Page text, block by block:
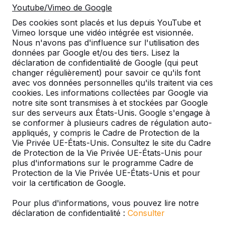
Youtube/Vimeo de Google
Des cookies sont placés et lus depuis YouTube et
Vimeo lorsque une vidéo intégrée est visionnée.
Nous n'avons pas d'influence sur l'utilisation des
données par Google et/ou des tiers. Lisez la
déclaration de confidentialité de Google (qui peut
changer régulièrement) pour savoir ce qu'ils font
avec vos données personnelles qu'ils traitent via ces
cookies. Les informations collectées par Google via
notre site sont transmises à et stockées par Google
sur des serveurs aux États-Unis. Google s'engage à
se conformer à plusieurs cadres de régulation auto-
appliqués, y compris le Cadre de Protection de la
Vie Privée UE-États-Unis. Consultez le site du Cadre
de Protection de la Vie Privée UE-États-Unis pour
plus d'informations sur le programme Cadre de
Protection de la Vie Privée UE-États-Unis et pour
voir la certification de Google.
Pour plus d'informations, vous pouvez lire notre
déclaration de confidentialité : Consulter
Livraison et mise en place gratuites en België.
Livré dans un délai de 4 semaines ouvrables.
Comment se fait la livraison ?Voir la vidéo
Disponible uniquement sur commande avec une
table en béton.
Spécifications
Code de produit OVAB.PP.SET
Caractéristiques
béton anthracite pour
diverses tables